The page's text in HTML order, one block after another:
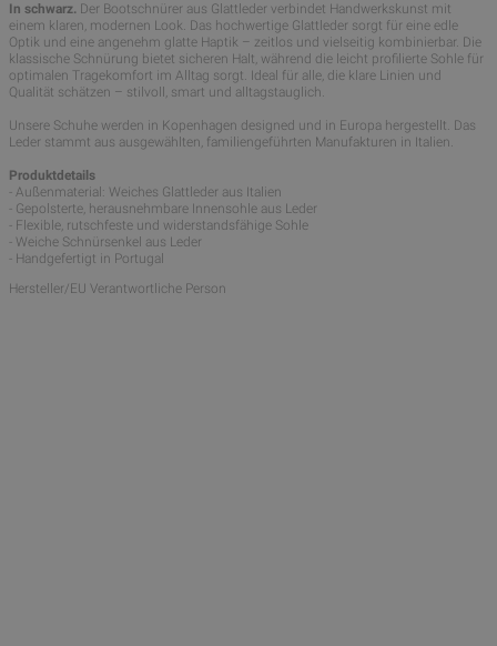
In schwarz. Der Bootschnürer aus Glattleder verbindet Handwerkskunst mit
einem klaren, modernen Look. Das hochwertige Glattleder sorgt für eine edle
Optik und eine angenehm glatte Haptik – zeitlos und vielseitig kombinierbar. Die
klassische Schnürung bietet sicheren Halt, während die leicht profilierte Sohle für
optimalen Tragekomfort im Alltag sorgt. Ideal für alle, die klare Linien und
Qualität schätzen – stilvoll, smart und alltagstauglich.
Unsere Schuhe werden in Kopenhagen designed und in Europa hergestellt. Das
Leder stammt aus ausgewählten, familiengeführten Manufakturen in Italien.
Produktdetails
- Außenmaterial: Weiches Glattleder aus Italien
- Gepolsterte, herausnehmbare Innensohle aus Leder
- Flexible, rutschfeste und widerstandsfähige Sohle
- Weiche Schnürsenkel aus Leder
- Handgefertigt in Portugal
Hersteller/EU Verantwortliche Person